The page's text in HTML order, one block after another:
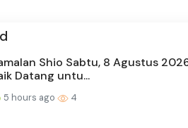
Shio Sabtu, 8 Agustus
Datang untu...
5 hours ago 4